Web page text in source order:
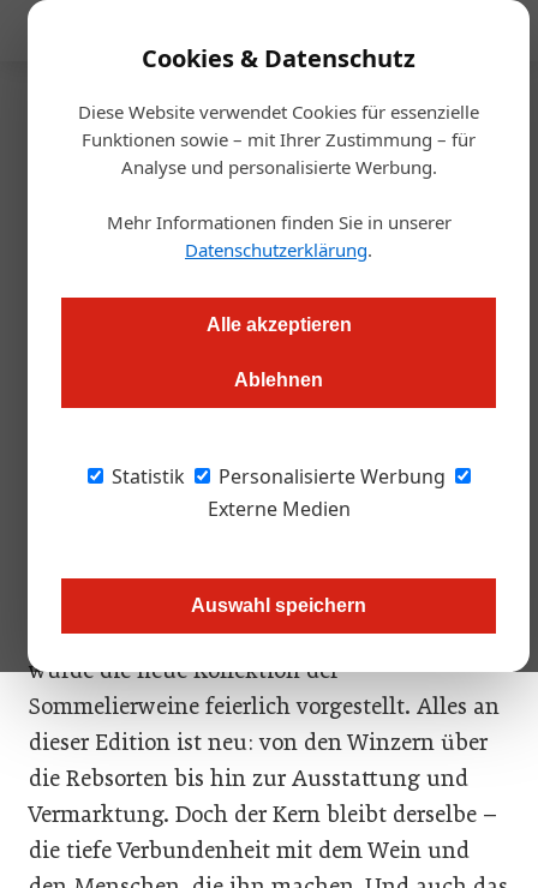
Cookies & Datenschutz
Diese Website verwendet Cookies für essenzielle
Funktionen sowie – mit Ihrer Zustimmung – für
Analyse und personalisierte Werbung.
Mehr Informationen finden Sie in unserer
Datenschutzerklärung.
Alle akzeptieren
Ablehnen
Statistik
Personalisierte Werbung
Externe Medien
Auswahl speichern
Startseite/Handel & Hersteller
Der neue Auftritt der
Sommelier-Edition
Wein ist Kultur, Tradition und vor allem Leidenschaft. Diese
Leidenschaft bringt die Sommelier Union Austria seit Jahren
neuen Anstrich erhalten, und der amtierende Sommelier-
Staatsmeister Maximilian Steiner führt das Projekt in eine
Hoch über den Dächern Wiens, im 18. Stock
des Restaurants Das LOFT im SO/ Vienna,
wurde die neue Kollektion der
Sommelierweine feierlich vorgestellt. Alles an
dieser Edition ist neu: von den Winzern über
die Rebsorten bis hin zur Ausstattung und
Vermarktung. Doch der Kern bleibt derselbe –
die tiefe Verbundenheit mit dem Wein und